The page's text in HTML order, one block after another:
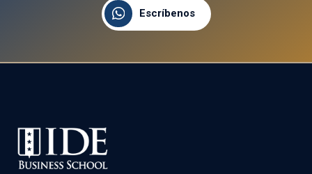
Escríbenos